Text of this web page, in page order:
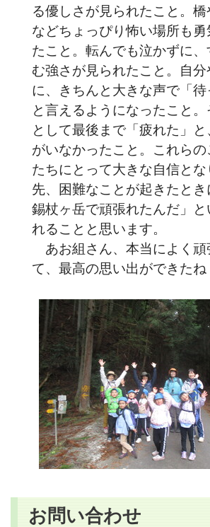
る優しさが見られたこと。
などちょっぴり怖い場所も
たこと。転んでも泣かずに
む強さが見られたこと。自
に、きちんと大きな声で「待
と言えるようになったこと
として最後まで「疲れた」
がいなかったこと。これら
たちにとって大きな自信とな
先、困難なことが起きたと
錫杖ヶ岳で頑張れたんだ」
れることと思います。
あお組さん、本当によく頑
て、最高の思い出ができたね
お問い合わせ